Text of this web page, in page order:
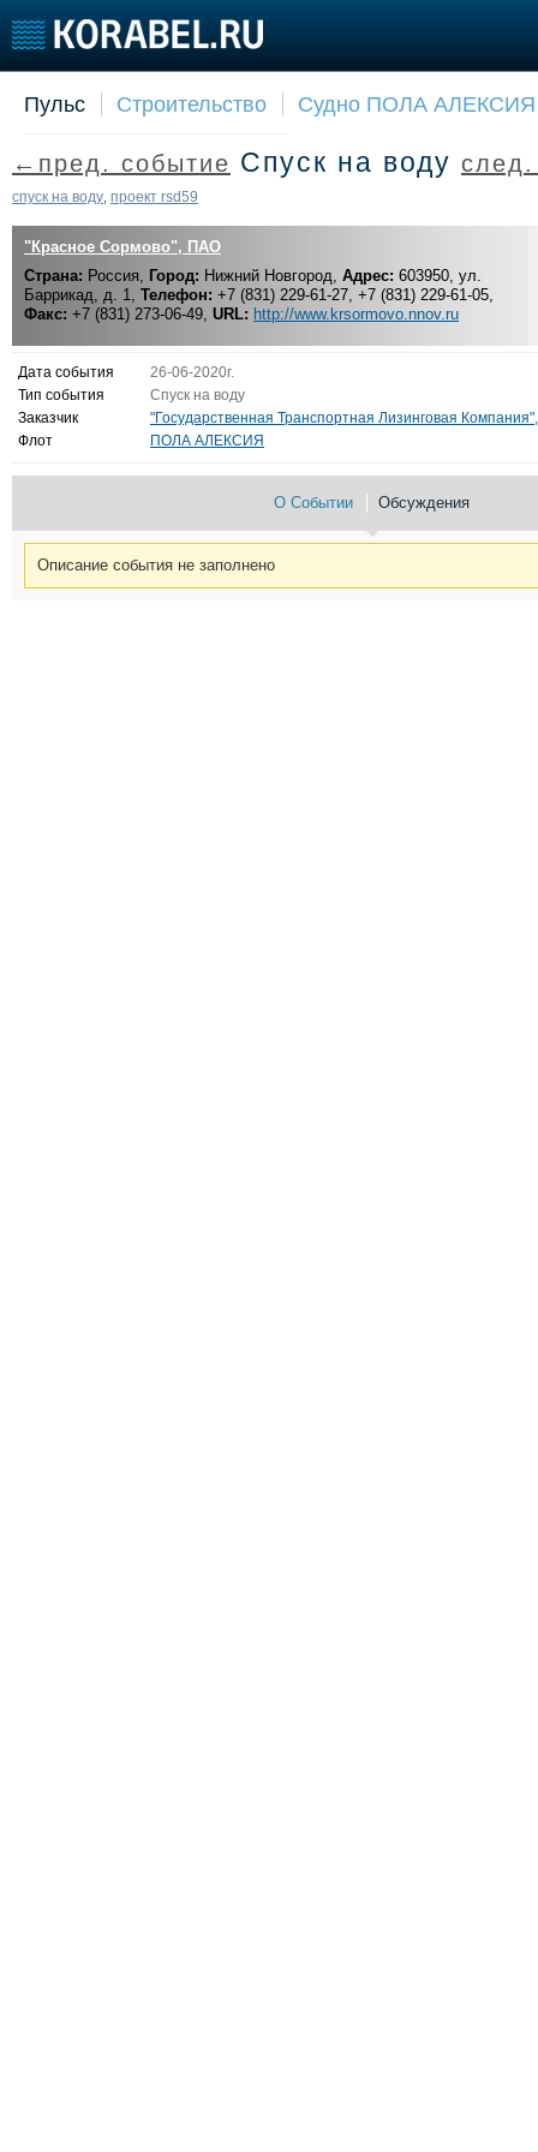
Пульс
Новости
Репутация
Работа
Крюинг
Реклама
Доска объявлений
Изделия
Материалы
Услуги
Пульс Строительство Судно ПОЛА АЛЕКСИЯ
←пред. событие Спуск на воду
спуск на воду проект rsd59
"Красное Сормово", ПАО
Страна: Россия, Город: Нижний Новгород, Адрес: 603950, ул.
Баррикад, д. 1, Телефон: +7 (831) 229-61-27, +7 (831) 229-61-05,
Факс: +7 (831) 273-06-49, URL: http://www.krsormovo.nnov.ru
Дата события
26-06-2020г.
Тип события
Спуск на воду
Заказчик
"Государственная Транспортная Лизинговая
Флот
ПОЛА АЛЕКСИЯ
О Событии Обсуждения
Описание события не заполнено